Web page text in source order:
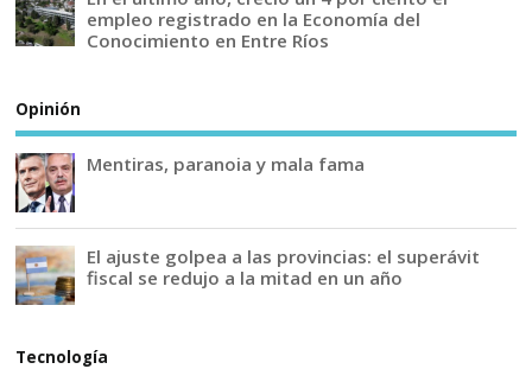
empleo registrado en la Economía del
Conocimiento en Entre Ríos
Opinión
Mentiras, paranoia y mala fama
El ajuste golpea a las provincias: el superávit
fiscal se redujo a la mitad en un año
Tecnología